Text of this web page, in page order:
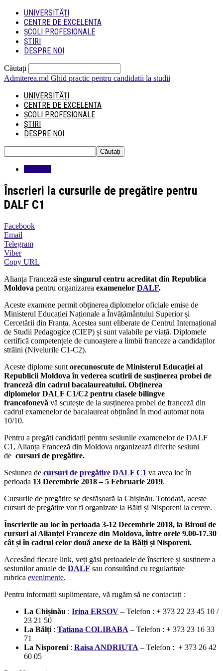
UNIVERSITĂȚI
CENTRE DE EXCELENTA
ȘCOLI PROFESIONALE
ȘTIRI
DESPRE NOI
Căutați
Admiterea.md Ghid practic pentru candidatii la studii
UNIVERSITĂȚI
CENTRE DE EXCELENTA
ȘCOLI PROFESIONALE
ȘTIRI
DESPRE NOI
Înscrieri la cursurile de pregătire pentru
DALF C1
Facebook
Email
Telegram
Viber
Copy URL
Alianța Franceză este singurul centru acreditat din Republica
Moldova pentru organizarea examenelor DALF.
Aceste examene permit obținerea diplomelor oficiale emise de
Ministerul Educației Naționale a Învățământului Superior și
Cercetării din Franța. Acestea sunt eliberate de Centrul Internațional
de Studii Pedagogice (CIEP) și sunt valabile pe viață. Diplomele
certifică competențele de cunoaștere a limbii franceze a candidaților
străini (Nivelurile C1-C2).
Aceste diplome sunt orecunoscute de Ministerul Educației al
Republicii Moldova în vederea scutirii de susținerea probei de
franceză din cadrul bacalaureatului. Obținerea
diplomelor DALF C1/C2 pentru clasele bilingve
francofonevă vă scutește de la susținerea probei de franceză din
cadrul examenelor de bacalaureat obținând în mod automat nota
10/10.
Pentru a pregăti candidații pentru sesiunile examenelor de DALF
C1, Alianța Franceză din Moldova organizează diferite sesiuni
de cursuri de pregătire.
Sesiunea de cursuri de pregătire DALF C1 va avea loc în
perioada 13 Decembrie 2018 – 5 Februarie 2019.
Cursurile de pregătire se desfășoară la Chișinău. Totodată, aceste
cursuri de pregătire vor fi organizate la Bălți și Nisporeni la cerere.
Înscrierile au loc în perioada 3-12 Decembrie 2018, la Biroul de
cursuri al Alianței Franceze din Moldova, între orele 9.00-17.30
cât și în cadrul celor două anexe de la Bălți și Nisporeni.
Accesând fiecare link, veți găsi perioadele de înscriere și susținere a
sesiunilor anuale de DALF sau consultând cu regularitate
rubrica evenimente.
Pentru informații suplimentare, vă rugăm să ne contactați :
La Chișinău : Irina ERSOV – Telefon : + 373 22 23 45 10 /
23 21 50
La Bălți : Tatiana COLIBABA – Telefon : + 373 23 16 33
71
La Nisporeni : Raisa ANDRIUTA – Telefon : + 373 26 42
60 05